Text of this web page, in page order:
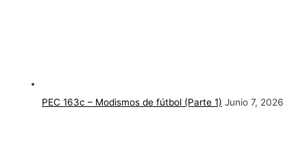
PEC 163c – Modismos de fútbol (Parte 1) Junio 7, 2026